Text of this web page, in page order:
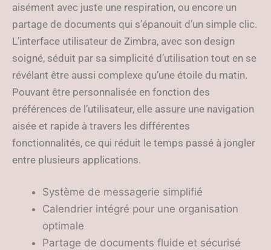
aisément avec juste une respiration, ou encore un
partage de documents qui s’épanouit d’un simple clic.
L’interface utilisateur de Zimbra, avec son design
soigné, séduit par sa simplicité d’utilisation tout en se
révélant être aussi complexe qu’une étoile du matin.
Pouvant être personnalisée en fonction des
préférences de l’utilisateur, elle assure une navigation
aisée et rapide à travers les différentes
fonctionnalités, ce qui réduit le temps passé à jongler
entre plusieurs applications.
Système de messagerie simplifié
Calendrier intégré pour une organisation
optimale
Partage de documents fluide et sécurisé